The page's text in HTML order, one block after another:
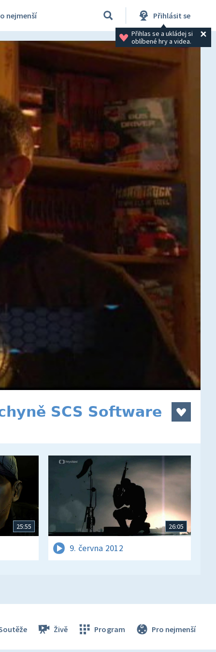
nejmenší Přihlásit se
Přihlas se a ukládej si
oblíbené hry a videa.
SCS Software
25:55 26:05
9. června 2012
Živě Program Pro nejmenší